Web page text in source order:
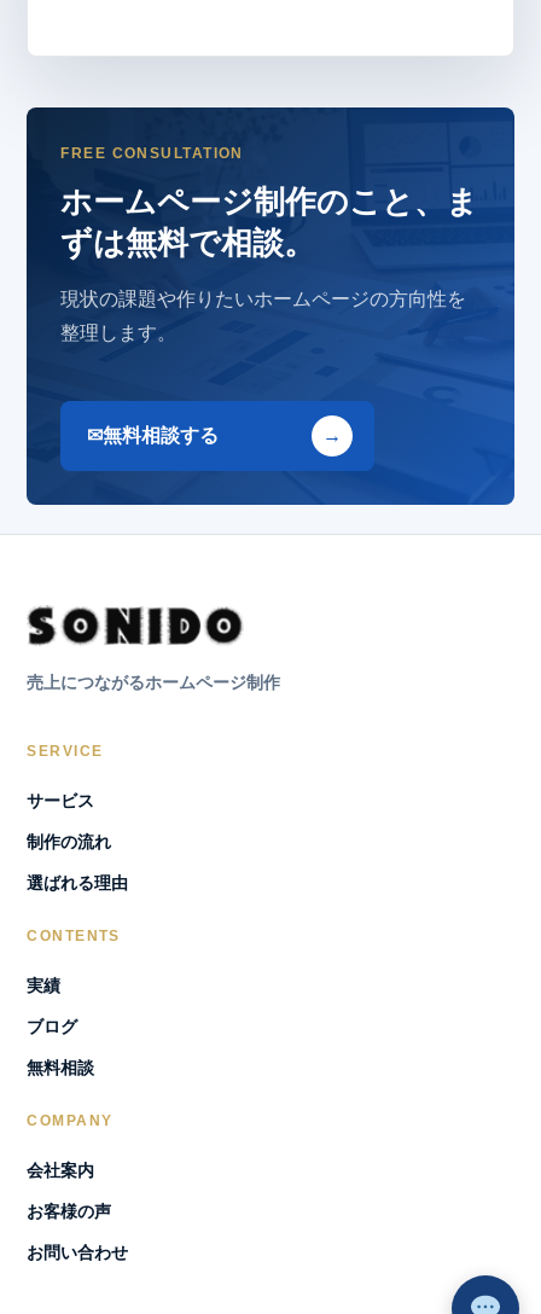
FREE CONSULTATION
ホームページ制作のこと、ま
ずは無料で相談。
現状の課題や作りたいホームページの方向性を
整理します。
無料相談する
売上につながるホームページ制作
SERVICE
サービス
制作の流れ
選ばれる理由
CONTENTS
実績
ブログ
無料相談
COMPANY
会社案内
お客様の声
お問い合わせ